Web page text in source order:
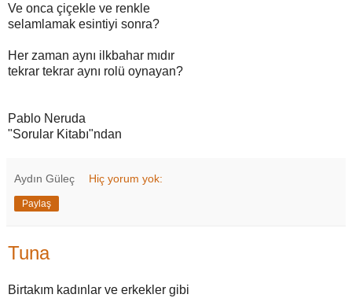
Ve onca çiçekle ve renkle
selamlamak esintiyi sonra?
Her zaman aynı ilkbahar mıdır
tekrar tekrar aynı rolü oynayan?
Pablo Neruda
"Sorular Kitabı"ndan
Aydın Güleç Hiç yorum yok:
Paylaş
Tuna
Birtakım kadınlar ve erkekler gibi